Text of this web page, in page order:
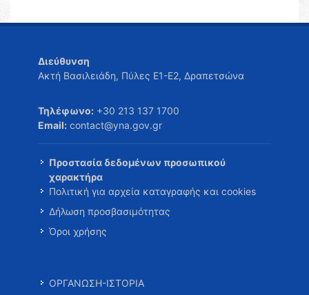
Διεύθυνση
Ακτή Βασιλειάδη, Πύλες Ε1-Ε2, Δραπετσώνα
Τηλέφωνο: +30 213 137 1700
Email: contact@yna.gov.gr
Προστασία δεδομένων προσωπικού
χαρακτήρα
Πολιτική για αρχεία καταγραφής και cookies
Δήλωση προσβασιμότητας
Όροι χρήσης
ΟΡΓΑΝΩΣΗ-ΙΣΤΟΡΙΑ